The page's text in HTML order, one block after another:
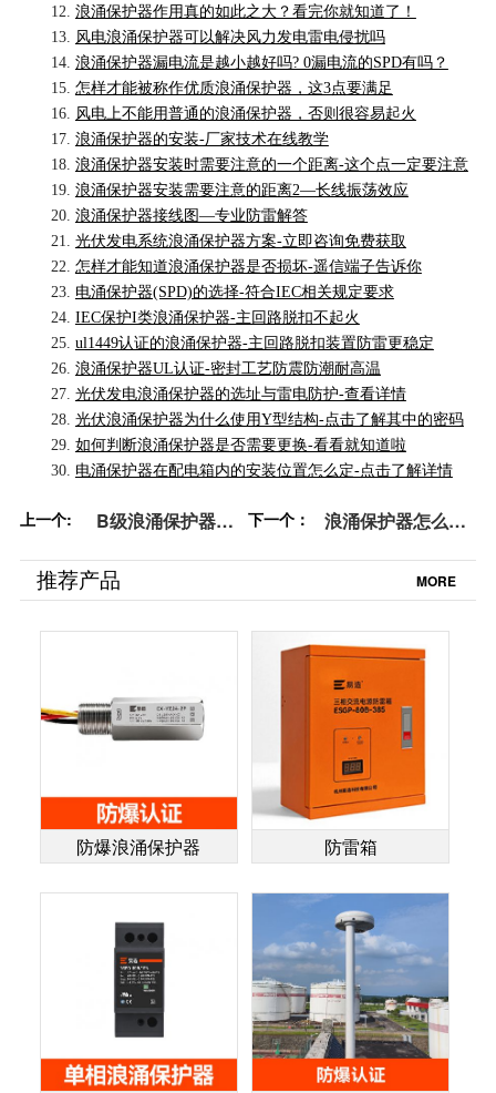
12. 浪涌保护器作用真的如此之大？看完你就知道了！
13.
风电浪涌保护器可以解决风力发电雷电侵扰吗
14. 浪涌保护器漏电流是越小越好吗? 0漏电流的SPD有吗？
15. 怎样才能被称作优质浪涌保护器，这3点要满足
16.
风电上不能用普通的浪涌保护器，否则很容易起火
17. 浪涌保护器的安装-厂家技术在线教学
18. 浪涌保护器安装时需要注意的一个距离-这个点一定要注意
19. 浪涌保护器安装需要注意的距离2—长线振荡效应
20. 浪涌保护器接线图—专业防雷解答
21. 光伏发电系统浪涌保护器方案-立即咨询免费获取
22. 怎样才能知道浪涌保护器是否损坏-遥信端子告诉你
23. 电涌保护器(SPD)的选择-符合IEC相关规定要求
24. IEC保护I类浪涌保护器-主回路脱扣不起火
25. ul1449认证的浪涌保护器-主回路脱扣装置防雷更稳定
26. 浪涌保护器UL认证-密封工艺防震防潮耐高温
27. 光伏发电浪涌保护器的选址与雷电防护-查看详情
28. 光伏浪涌保护器为什么使用Y型结构-点击了解其中的密码
29. 如何判断浪涌保护器是否需要更换-看看就知道啦
30. 电涌保护器在配电箱内的安装位置怎么定-点击了解详情
上一个:
B级浪涌保护器和
区别-选型必看手
册-易造防雷
下一个：
浪涌保护器怎么安
小时安装时间-易造
防雷
推荐产品 MORE
防爆浪涌保护器 防雷箱